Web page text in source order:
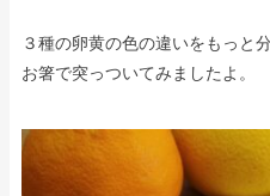
３種の卵黄の色の違いをもっと
お箸で突っついてみましたよ。